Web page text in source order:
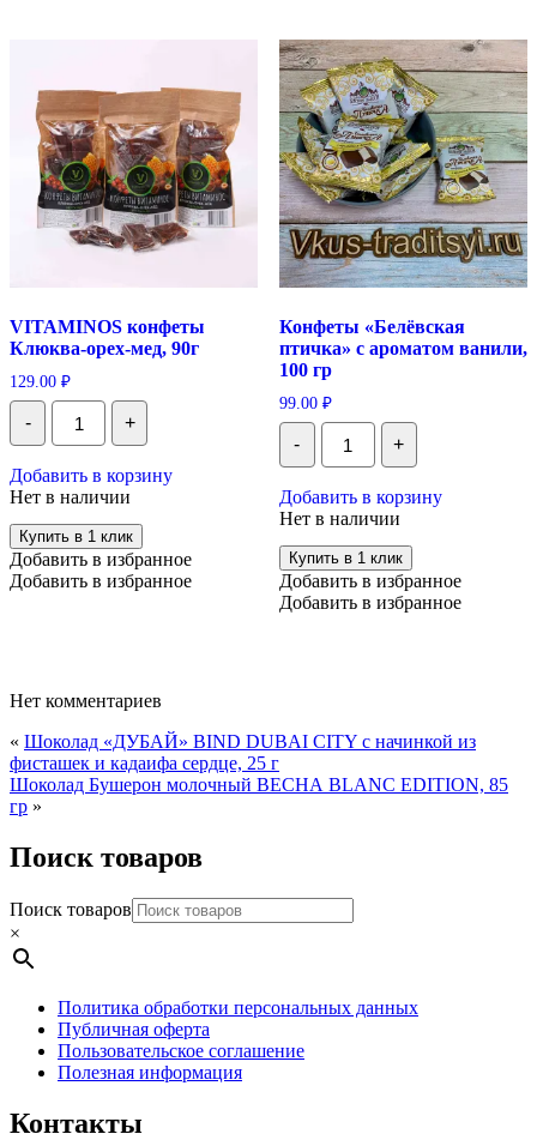
VITAMINOS конфеты
Клюква-орех-мед, 90г
129.00 ₽
-
Количество
VITAMINOS
конфеты
орех-
мед,
90г
+
Добавить в корзину
Нет в наличии
Купить в 1 клик
Добавить в избранное
Добавить в избранное
Конфеты «Белёвская
птичка» с ароматом ванили,
100 гр
99.00 ₽
-
Количество
Конфеты
«Белёвская
с
ароматом
ванили,
100
гр
+
Добавить в корзину
Нет в наличии
Купить в 1 клик
Добавить в избранное
Добавить в избранное
Нет комментариев
« Шоколад «ДУБАЙ» BIND DUBAI CITY с начинкой из
фисташек и кадаифа сердце, 25 г
Шоколад Бушерон молочный ВЕСНА BLANC EDITION, 85
гр »
Поиск товаров
Поиск товаров
×
Политика обработки персональных данных
Публичная оферта
Пользовательское соглашение
Полезная информация
Контакты